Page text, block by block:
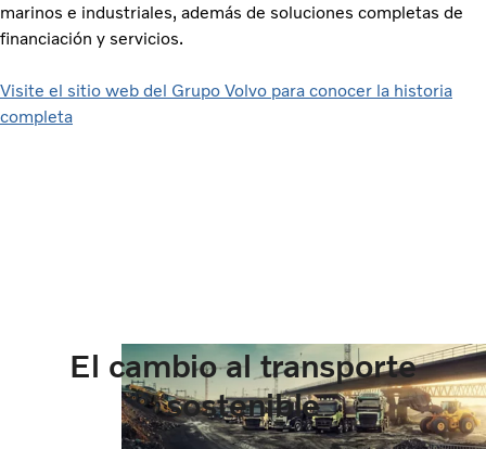
marinos e industriales, además de soluciones completas de
financiación y servicios.
Visite el sitio web del Grupo Volvo para conocer la historia
completa
El cambio al transporte
sostenible